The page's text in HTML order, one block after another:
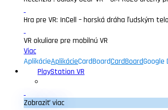
Hra pre VR: InCell – horská dráha ľudským
VR okuliare pre mobilnú VR
Viac
AplikácieAplikácieCardBoardCardBoardGoogle
PlayStation VR
Zobraziť viac